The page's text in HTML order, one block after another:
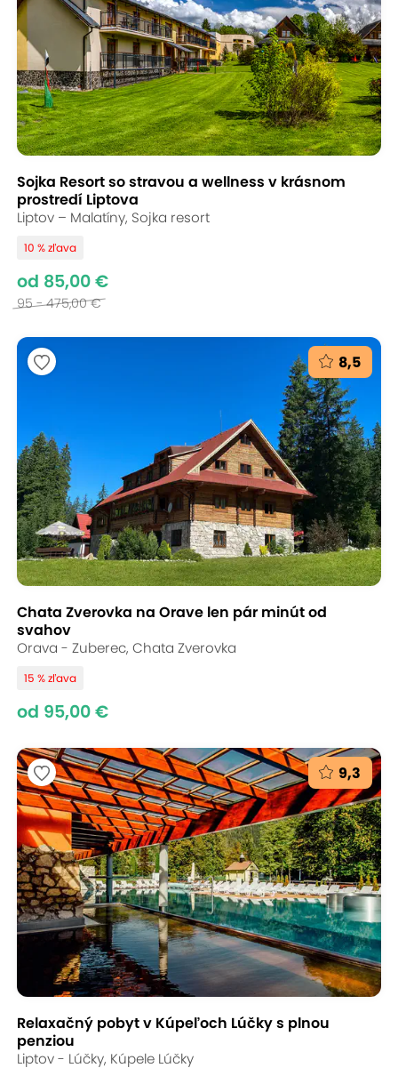
Sojka Resort so stravou a wellness v krásnom
prostredí Liptova
Liptov – Malatíny, Sojka resort
10 % zľava
od 85,00 €
95 - 475,00 €
8,5
Chata Zverovka na Orave len pár minút od
svahov
Orava - Zuberec, Chata Zverovka
15 % zľava
od 95,00 €
9,3
Relaxačný pobyt v Kúpeľoch Lúčky s plnou
penziou
Liptov - Lúčky, Kúpele Lúčky